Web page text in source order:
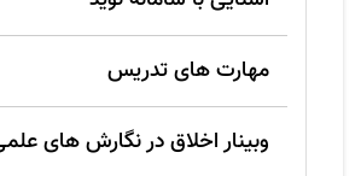
مهارت های تدریس
وبینار اخلاق در نگارش های